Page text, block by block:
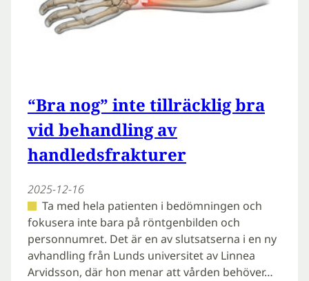
“Bra nog” inte tillräcklig bra
vid behandling av
handledsfrakturer
2025-12-16
Ta med hela patienten i bedömningen och
fokusera inte bara på röntgenbilden och
personnumret. Det är en av slutsatserna i en ny
avhandling från Lunds universitet av Linnea
Arvidsson, där hon menar att vården behöver…